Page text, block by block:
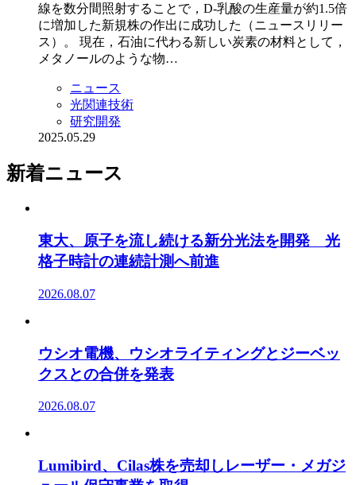
線を数分間照射することで，D-乳酸の生産量が約1.5倍
に増加した新規株の作出に成功した（ニュースリリー
ス）。 現在，石油に代わる新しい炭素の材料として，
メタノールのような物…
ニュース
光関連技術
研究開発
2025.05.29
新着ニュース
東大、原子を流し続ける新分光法を開発 光
格子時計の連続計測へ前進
2026.08.07
ウシオ電機、ウシオライティングとジーベッ
クスとの合併を発表
2026.08.07
Lumibird、Cilas株を売却しレーザー・メガジ